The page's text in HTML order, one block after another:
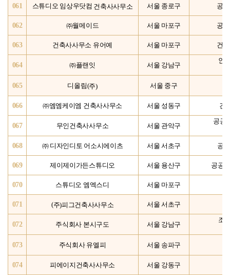
061 스튜디오 임상우닷컴 건축사사무소 서울 종로구 공
062 ㈜월메이드 서울 마포구 공
063 건축사사무소 유어예 서울 마포구 건
064 ㈜플랜잇 서울 강남구
인
065 디올림(주) 서울 중구
066 ㈜엠엠케이엠 건축사사무소 서울 성동구 건
067 무인건축사사무소 서울 관악구
공공
068 ㈜ 디자인디토 어소시에이츠 서울 서초구 공
069 제이제이가든스튜디오 서울 용산구 공공
070 스튜디오 엠엑스디 서울 마포구
071 (주)피그건축사사무소 서울 서초구
072 주식회사 본시구도 서울 강남구
조
073 주식회사 유엘피 서울 송파구
074 피에이지건축사사무소 서울 강동구